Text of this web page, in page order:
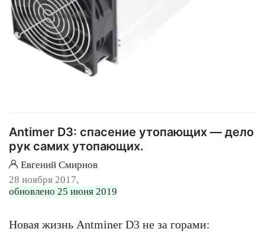
Antimer D3: спасение утопающих — дело
рук самих утопающих.
Евгений Смирнов
28 ноября 2017,
обновлено 25 июня 2019
Новая жизнь Antminer D3 не за горами: